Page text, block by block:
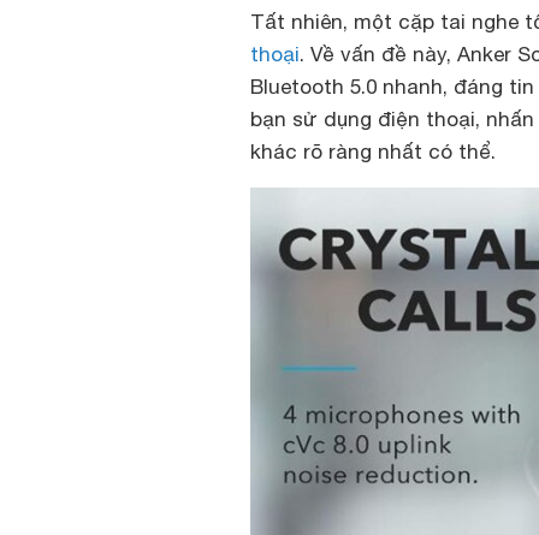
Tất nhiên, một cặp tai nghe
thoại. Về vấn đề này, Anker
Bluetooth 5.0 nhanh, đáng
bạn sử dụng điện thoại,
khác rõ ràng nhất có thể.